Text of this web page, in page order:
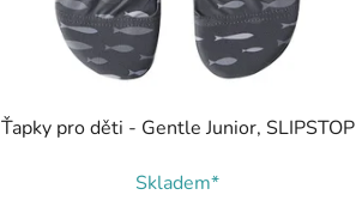
Ťapky pro děti - Gentle Junior, SLIPSTOP
Skladem*